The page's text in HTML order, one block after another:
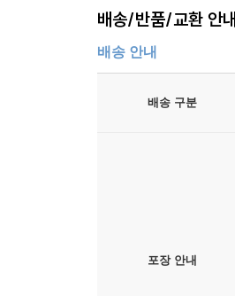
배송/반품/교환 안내
배송 안내
배송 구분
포장 안내